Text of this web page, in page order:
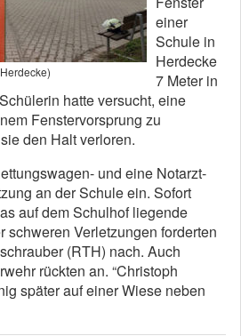
einer
Schule in
Herdecke
7 Meter in
hatte versucht, eine
Fenstervorsprung zu
den Halt verloren.
und eine Notarzt-
an der Schule ein. Sofort
auf dem Schulhof liegende
schweren Verletzungen forderten
(RTH) nach. Auch
rückten an. “Christoph
später auf einer Wiese neben